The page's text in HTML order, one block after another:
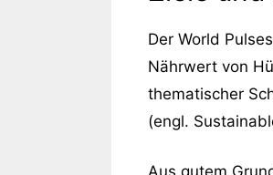
Der World
Nährwert von
thematischer
(engl.